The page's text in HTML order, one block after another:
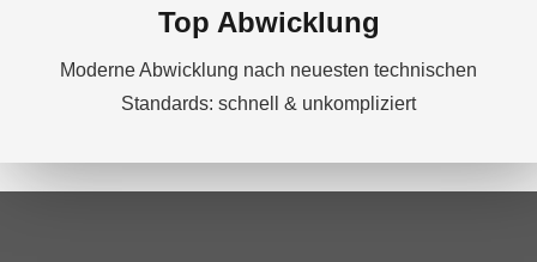
Top Abwicklung
Moderne Abwicklung nach neuesten technischen
Standards: schnell & unkompliziert